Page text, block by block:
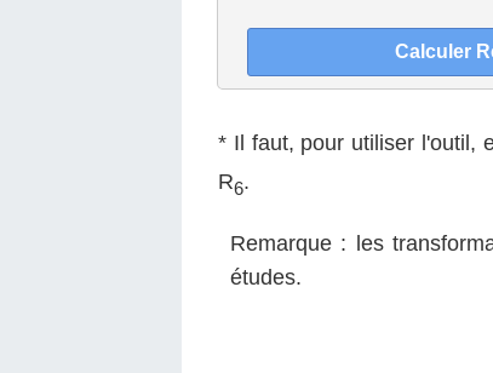
* Il faut, pour utiliser l'outil,
R6.
Remarque : les
études.